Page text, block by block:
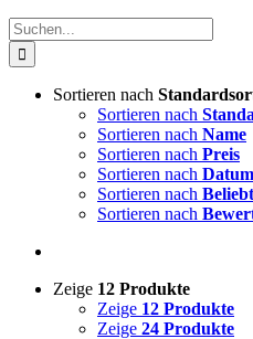
Suche
nach:
Sortieren nach
Sortieren nach
Sortieren nach Name
Sortieren nach Preis
Sortieren nach Datum
Sortieren nach
Sortieren nach
Zeige 12 Produkte
Zeige 12 Produkte
Zeige 24 Produkte